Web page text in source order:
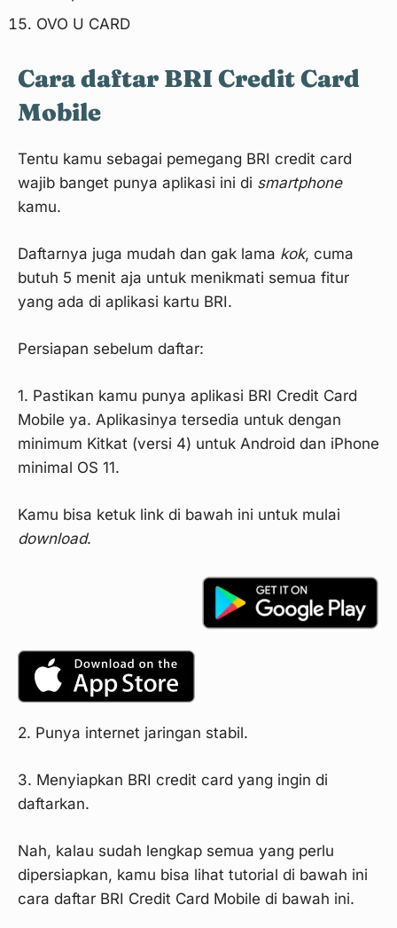
OVO U CARD
Cara daftar BRI Credit Card
Mobile
Tentu kamu sebagai pemegang BRI credit card
wajib banget punya aplikasi ini di smartphone
kamu.
Daftarnya juga mudah dan gak lama kok, cuma
butuh 5 menit aja untuk menikmati semua fitur
yang ada di aplikasi kartu BRI.
Persiapan sebelum daftar:
1. Pastikan kamu punya aplikasi BRI Credit Card
Mobile ya. Aplikasinya tersedia untuk dengan
minimum Kitkat (versi 4) untuk Android dan iPhone
minimal OS 11.
Kamu bisa ketuk link di bawah ini untuk mulai
download.
2. Punya internet jaringan stabil.
3. Menyiapkan BRI credit card yang ingin di
daftarkan.
Nah, kalau sudah lengkap semua yang perlu
dipersiapkan, kamu bisa lihat tutorial di bawah ini
cara daftar BRI Credit Card Mobile di bawah ini.